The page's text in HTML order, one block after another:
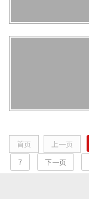
首页 上一页
7
下一页